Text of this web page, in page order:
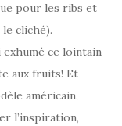
pour les ribs et
le cliché).
ce lointain
aux fruits! Et
américain,
l’inspiration,